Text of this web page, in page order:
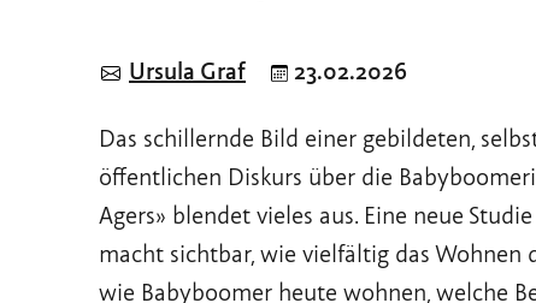
Ursula Graf 23.02.2026
Das schillernde Bild einer gebildeten,
öffentlichen Diskurs über die
Agers» blendet vieles aus. Eine neue
macht sichtbar, wie vielfältig das Wohnen
wie Babyboomer heute wohnen, welche